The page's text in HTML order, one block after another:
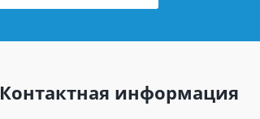
Контактная информация